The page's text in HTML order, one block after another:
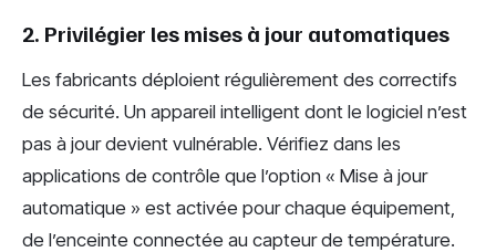
2. Privilégier les mises à jour automatiques
Les fabricants déploient régulièrement des correctifs
de sécurité. Un appareil intelligent dont le logiciel n’est
pas à jour devient vulnérable. Vérifiez dans les
applications de contrôle que l’option « Mise à jour
automatique » est activée pour chaque équipement,
de l’enceinte connectée au capteur de température.